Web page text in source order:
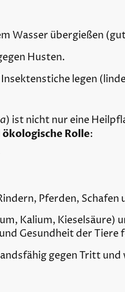
Wasser übergießen
Husten.
legen
) ist nicht nur eine
Rolle:
Pferden, Schafen
Kalium, Kieselsäure)
Gesundheit der Tiere
gegen Tritt